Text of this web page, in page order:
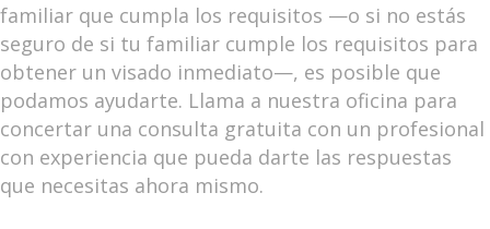
familiar que cumpla los requisitos —o si no estás
seguro de si tu familiar cumple los requisitos para
obtener un visado inmediato—, es posible que
podamos ayudarte. Llama a nuestra oficina para
concertar una consulta gratuita con un profesional
con experiencia que pueda darte las respuestas
que necesitas ahora mismo.